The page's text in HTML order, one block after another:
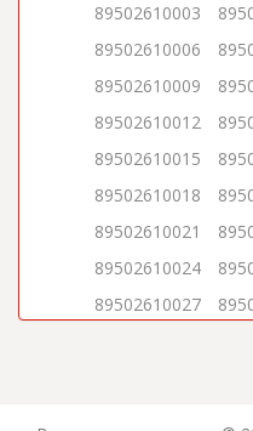
89502610003
89502610006
89502610009
89502610012
89502610015
89502610018
89502610021
89502610024
89502610027